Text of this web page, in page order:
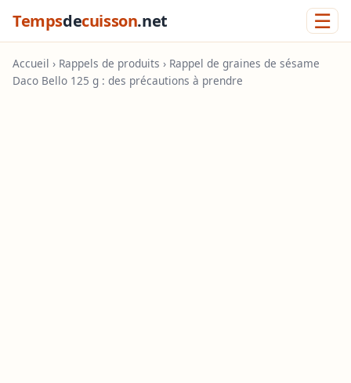
Tempsdecuisson.net ☰
Accueil › Rappels de produits › Rappel de graines de sésame
Daco Bello 125 g : des précautions à prendre